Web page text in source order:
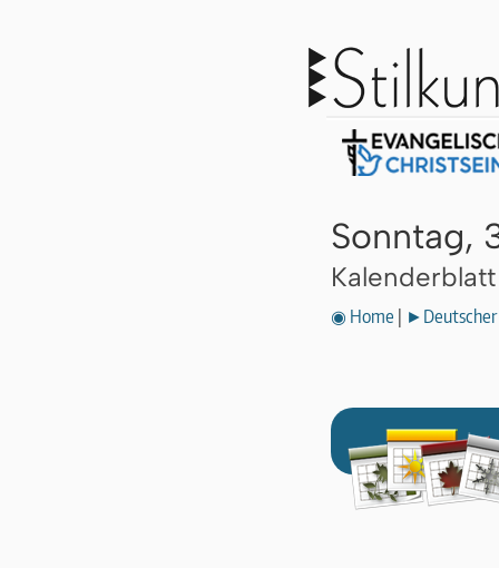
Sonntag,
◉ Home ►Deutscher